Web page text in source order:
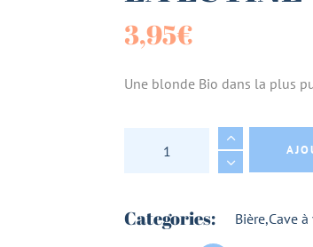
3,95€
Une blonde Bio dans la plus
BIERE BLONDE AB
Categories: Bière,Cave